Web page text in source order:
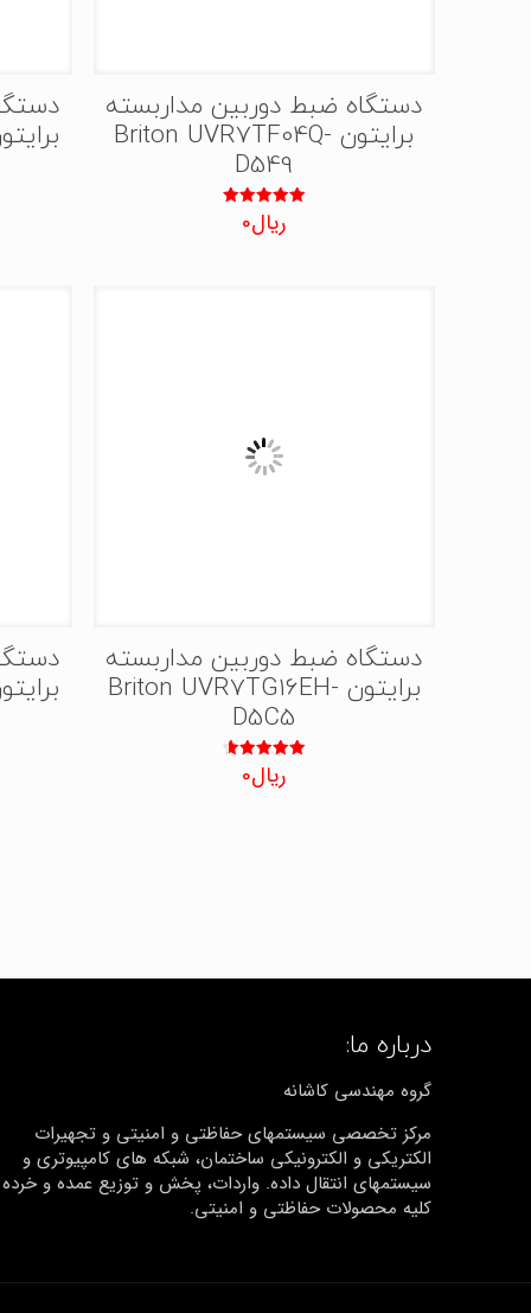
دستگاه ضبط دوربین مداربسته
برایتون Briton UVR7TF04Q-
D549
نمره
5.00
ریال0
دستگاه ضبط دوربین مداربسته
برایتون Briton UVR7TG16EH-
D5C5
نمره
4.67
ریال0
درباره ما:
گروه مهندسی کاشانه
مرکز تخصصی سیستمهای حفاظتی و امنیتی و تجهیرات
الکتریکی و الکترونیکی ساختمان، شبکه های کامپیوتری و
سیستمهای انتقال داده. واردات، پخش و توزیع عمده و خرده
کلیه محصولات حفاظتی و امنیتی.